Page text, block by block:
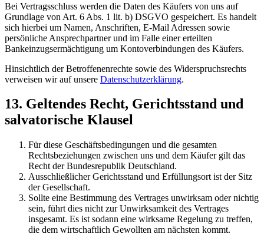
Bei Vertragsschluss werden die Daten des Käufers von uns auf
Grundlage von Art. 6 Abs. 1 lit. b) DSGVO gespeichert. Es handelt
sich hierbei um Namen, Anschriften, E-Mail Adressen sowie
persönliche Ansprechpartner und im Falle einer erteilten
Bankeinzugsermächtigung um Kontoverbindungen des Käufers.
Hinsichtlich der Betroffenenrechte sowie des Widerspruchsrechts
verweisen wir auf unsere Datenschutzerklärung.
13. Geltendes Recht, Gerichtsstand und
salvatorische Klausel
Für diese Geschäftsbedingungen und die gesamten
Rechtsbeziehungen zwischen uns und dem Käufer gilt das
Recht der Bundesrepublik Deutschland.
Ausschließlicher Gerichtsstand und Erfüllungsort ist der Sitz
der Gesellschaft.
Sollte eine Bestimmung des Vertrages unwirksam oder nichtig
sein, führt dies nicht zur Unwirksamkeit des Vertrages
insgesamt. Es ist sodann eine wirksame Regelung zu treffen,
die dem wirtschaftlich Gewollten am nächsten kommt.